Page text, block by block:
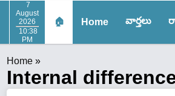
7
August
2026
10:38
PM
🏠 Home వార్త‌లు
Home »
Internal